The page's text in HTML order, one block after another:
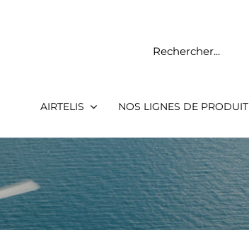
Rechercher
AIRTELIS NOS LIGNES DE PRODUIT